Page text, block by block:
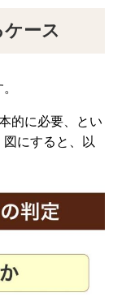
ース
的に必要、とい
にすると、以